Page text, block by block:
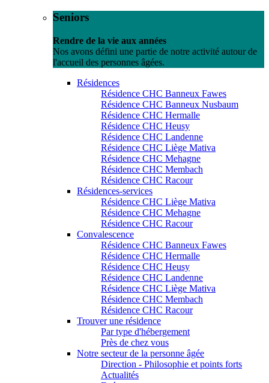
Seniors
Rendre de la vie aux années
Nos avons défini une partie de notre activité autour de
l'accueil des personnes âgées.
Résidences
Résidence CHC Banneux Fawes
Résidence CHC Banneux Nusbaum
Résidence CHC Hermalle
Résidence CHC Heusy
Résidence CHC Landenne
Résidence CHC Liège Mativa
Résidence CHC Mehagne
Résidence CHC Membach
Résidence CHC Racour
Résidences-services
Résidence CHC Liège Mativa
Résidence CHC Mehagne
Résidence CHC Racour
Convalescence
Résidence CHC Banneux Fawes
Résidence CHC Hermalle
Résidence CHC Heusy
Résidence CHC Landenne
Résidence CHC Liège Mativa
Résidence CHC Membach
Résidence CHC Racour
Trouver une résidence
Par type d'hébergement
Près de chez vous
Notre secteur de la personne âgée
Direction - Philosophie et points forts
Actualités